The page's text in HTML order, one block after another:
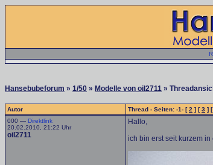
Hansebubeforum » 1/50 » Modelle von oil2711 »
Autor Thread - Seiten: -1- [2 ] [3 ] [
000 — Direktlink
20.02.2010, 21:22 Uhr
oil2711
Hallo,
ich bin erst seit kurzem